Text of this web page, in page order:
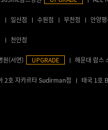
일산점 수원점 부천점 안양
천안점
원(서면) UPGRADE 해운대 람스
2호 자카르타 Sudirman점 태국 1호